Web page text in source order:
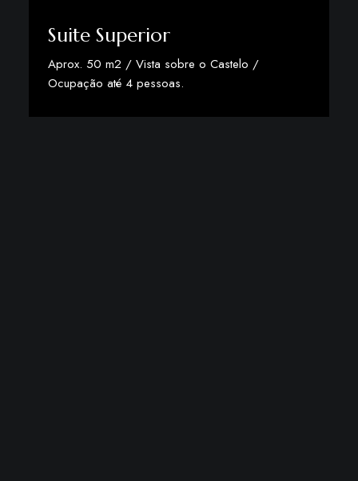
Suite Superior
Aprox. 50 m2 / Vista sobre o Castelo /
Ocupação até 4 pessoas.